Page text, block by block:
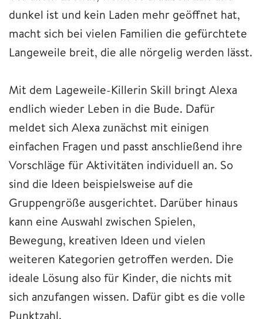
dunkel ist und kein Laden mehr geöffnet hat,
macht sich bei vielen Familien die gefürchtete
Langeweile breit, die alle nörgelig werden lässt.
Mit dem Lageweile-Killerin Skill bringt Alexa
endlich wieder Leben in die Bude. Dafür
meldet sich Alexa zunächst mit einigen
einfachen Fragen und passt anschließend ihre
Vorschläge für Aktivitäten individuell an. So
sind die Ideen beispielsweise auf die
Gruppengröße ausgerichtet. Darüber hinaus
kann eine Auswahl zwischen Spielen,
Bewegung, kreativen Ideen und vielen
weiteren Kategorien getroffen werden. Die
ideale Lösung also für Kinder, die nichts mit
sich anzufangen wissen. Dafür gibt es die volle
Punktzahl.